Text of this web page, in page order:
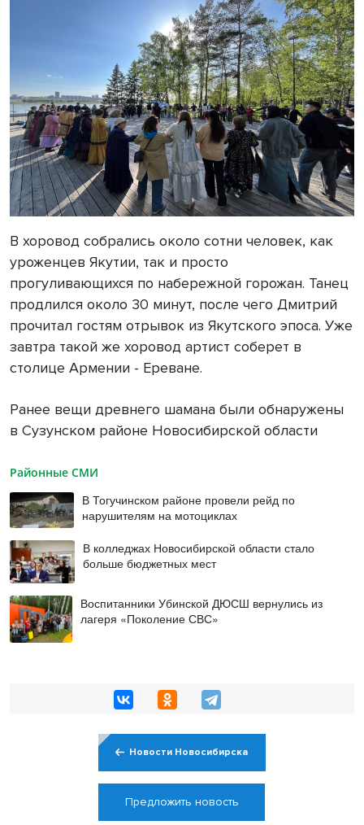
В хоровод собрались около сотни человек, как
уроженцев Якутии, так и просто
прогуливающихся по набережной горожан. Танец
продлился около 30 минут, после чего Дмитрий
прочитал гостям отрывок из Якутского эпоса. Уже
завтра такой же хоровод артист соберет в
столице Армении - Ереване.
Ранее вещи древнего шамана были обнаружены
в Сузунском районе Новосибирской области
Районные СМИ
В Тогучинском районе провели рейд по
нарушителям на мотоциклах
В колледжах Новосибирской области стало
больше бюджетных мест
Воспитанники Убинской ДЮСШ вернулись из
лагеря «Поколение СВС»
Новости Новосибирска
Предложить новость